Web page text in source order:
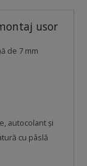
usor
de 7 mm
autocolant şi
cu pâslă